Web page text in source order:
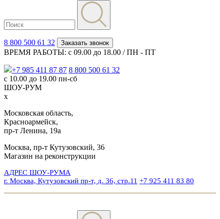
8 800 500 61 32 Заказать звонок
ВРЕМЯ РАБОТЫ: с 09.00 до 18.00 / ПН - ПТ
+7 985 411 87 87 8 800 500 61 32
с 10.00 до 19.00 пн-сб
ШОУ-РУМ
x
Московская область,
Красноармейск,
пр-т Ленина, 19а
Москва, пр-т Кутузовский, 36
Магазин на реконструкции
АДРЕС ШОУ-РУМА
г. Москва, Кутузовский пр-т, д. 36, стр.11 +7 925 411 83 80